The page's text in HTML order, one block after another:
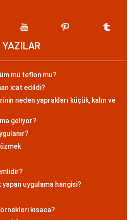
YAZILAR
mü teflon mu?
icat edildi?
neden yaprakları küçük, kalın ve
geliyor?
uygulama hangisi?
kısaca?